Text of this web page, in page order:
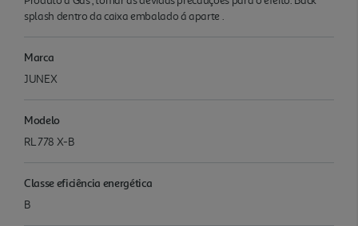
splash dentro da caixa embalado á aparte .
Marca
JUNEX
Modelo
RL 778 X-B
Classe eficiência energética
B